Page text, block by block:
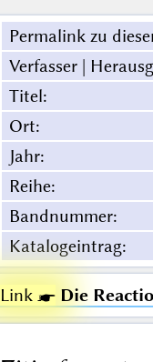
Permalink zu
Verfasser |
Titel:
Ort:
Jahr:
Reihe:
Bandnummer:
Katalogeintrag:
Link ☛ Die